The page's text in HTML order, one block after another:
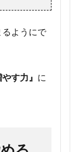
ようにで
やす力』 に